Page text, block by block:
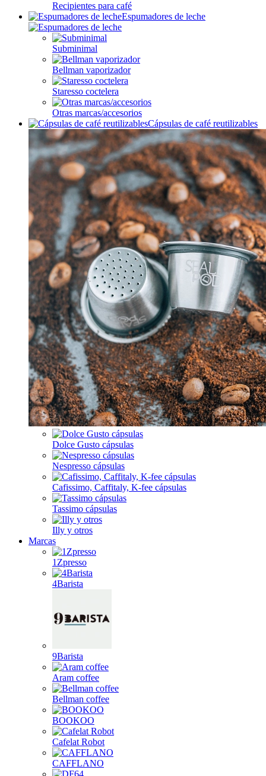
Recipientes para café
Espumadores de leche
Subminimal
Bellman vaporizador
Staresso coctelera
Otras marcas/accesorios
Cápsulas de café reutilizables
Dolce Gusto cápsulas
Nespresso cápsulas
Cafissimo, Caffitaly, K-fee cápsulas
Tassimo cápsulas
Illy y otros
Marcas
1Zpresso
4Barista
9Barista
Aram coffee
Bellman coffee
BOOKOO
Cafelat Robot
CAFFLANO